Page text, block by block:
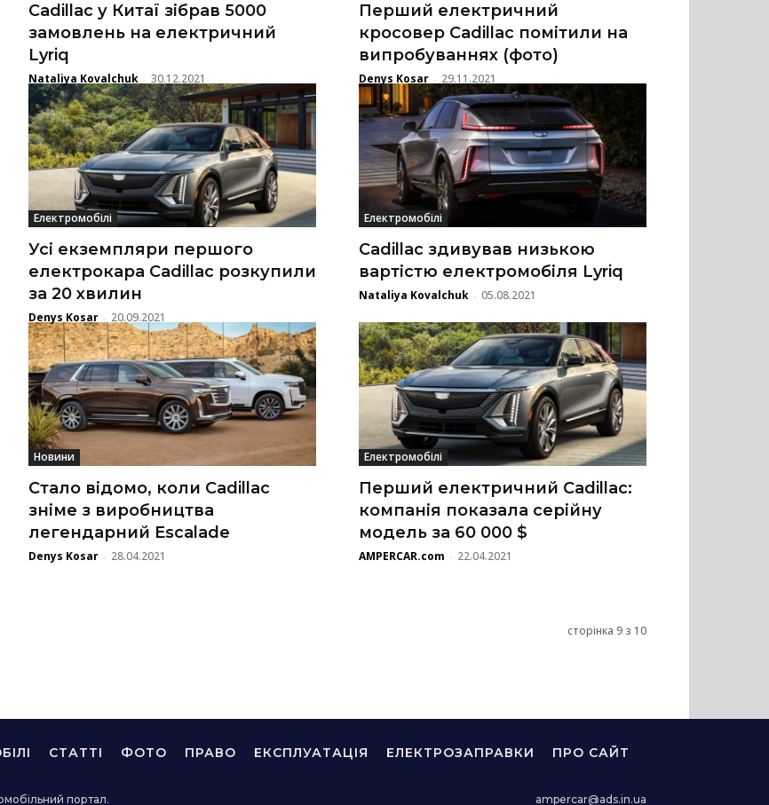
Cadillac у Китаї зібрав 5000
замовлень на електричний
Lyriq
Nataliya Kovalchuk - 30.12.2021
Перший електричний
кросовер Cadillac помітили на
випробуваннях (фото)
Denys Kosar - 29.11.2021
Електромобілі
Усі екземпляри першого
електрокара Cadillac розкупили
за 20 хвилин
Denys Kosar - 20.09.2021
Електромобілі
Cadillac здивував низькою
вартістю електромобіля Lyriq
Nataliya Kovalchuk - 05.08.2021
Новини
Стало відомо, коли Cadillac
зніме з виробництва
легендарний Escalade
Denys Kosar - 28.04.2021
Електромобілі
Перший електричний Cadillac:
компанія показала серійну
модель за 60 000 $
AMPERCAR.com - 22.04.2021
сторінка 9 з 10
СТАТТІ ФОТО ПРАВО ЕКСПЛУАТАЦІЯ ЕЛЕКТРОЗАПРАВКИ ПРО САЙТ
портал. ampercar@ads.in.ua